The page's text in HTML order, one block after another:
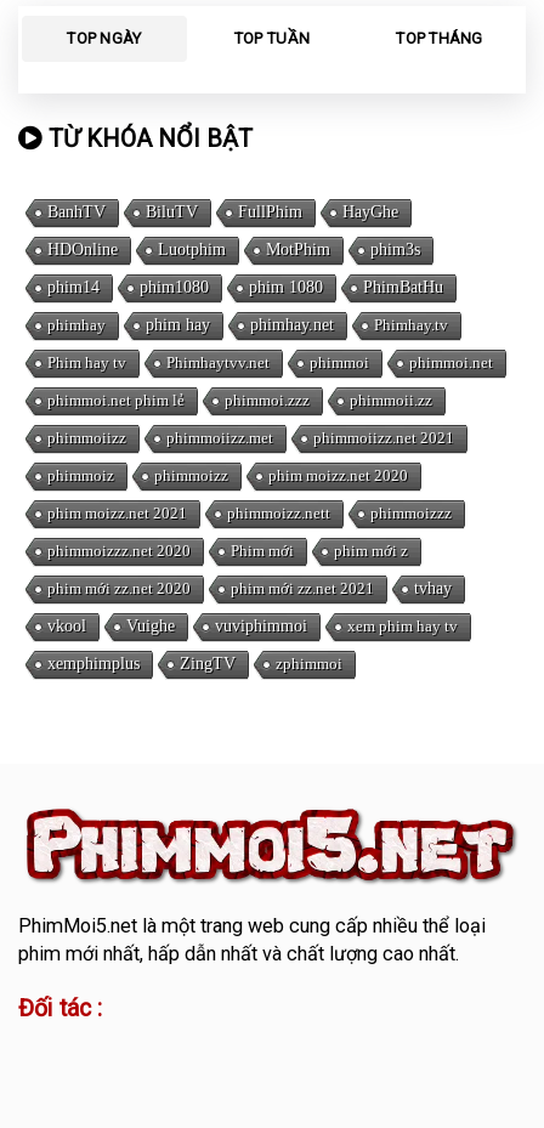
TOP NGÀY TOP TUẦN TOP THÁNG
TỪ KHÓA NỔI BẬT
BanhTV BiluTV FullPhim HayGhe
HDOnline Luotphim MotPhim phim3s
phim14 phim1080 phim 1080 PhimBatHu
phimhay phim hay phimhay.net Phimhay.tv
Phim hay tv Phimhaytvv.net phimmoi phimmoi.net
phimmoi.net phim lẻ phimmoi.zzz phimmoii.zz
phimmoiizz phimmoiizz.met phimmoiizz.net 2021
phimmoiz phimmoizz phim moizz.net 2020
phim moizz.net 2021 phimmoizz.nett phimmoizzz
phimmoizzz.net 2020 Phim mới phim mới z
phim mới zz.net 2020 phim mới zz.net 2021 tvhay
vkool Vuighe vuviphimmoi xem phim hay tv
xemphimplus ZingTV zphimmoi
PhimMoi5.netlà một trang web cung cấp nhiều thể loại
phim mới nhất, hấp dẫn nhất và chất lượng cao nhất.
Đối tác :